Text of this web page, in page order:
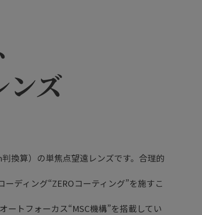
ンズ
換算）の単焦点望遠レンズです。合理的
ディング“ZEROコーティング”を施すこ
トフォーカス“MSC機構”を搭載してい